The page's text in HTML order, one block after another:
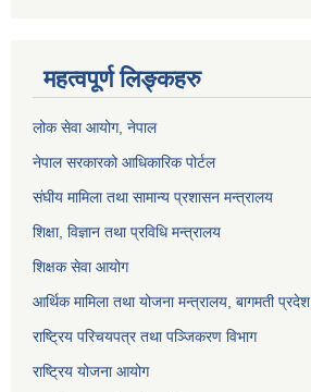
महत्वपूर्ण लिङ्कहरु
लोक सेवा आयोग, नेपाल
नेपाल सरकारको आधिकारिक पोर्टल
संघीय मामिला तथा सामान्य प्रशासन मन्त्रालय
शिक्षा, विज्ञान तथा प्रविधि मन्त्रालय
शिक्षक सेवा आयोग
आर्थिक मामिला तथा योजना मन्त्रालय, बागमती प्रदेश
राष्ट्रिय परिचयपत्र तथा पञ्जिकरण विभाग
राष्ट्रिय योजना आयोग